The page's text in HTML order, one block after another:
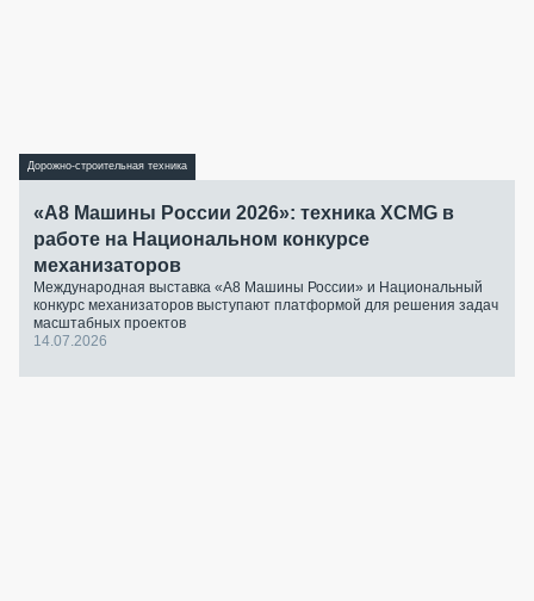
Дорожно-строительная техника
«А8 Машины России 2026»: техника XCMG в
работе на Национальном конкурсе
механизаторов
Международная выставка «А8 Машины России» и Национальный
конкурс механизаторов выступают платформой для решения задач
масштабных проектов
14.07.2026